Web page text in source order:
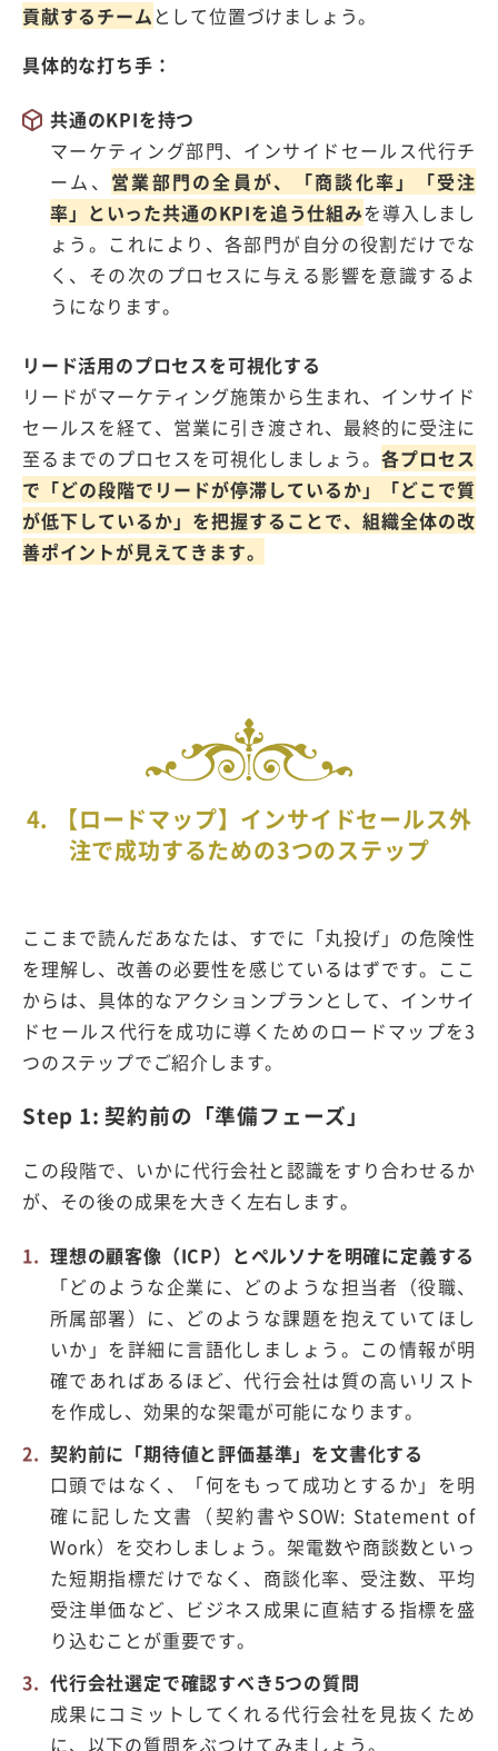
貢献するチーム として位置づけましょう。
具体的な打ち手：
共通のKPIを持つ
マーケティング部門、インサイドセールス代行チ
ーム、 営業部門の全員が、「商談化率」「受注
率」といった共通のKPIを追う仕組みを導入しまし
ょう。これにより、各部門が自分の役割だけでな
く、その次のプロセスに与える影響を意識するよ
うになります。
リード活用のプロセスを可視化する
リードがマーケティング施策から生まれ、インサイド
セールスを経て、営業に引き渡され、最終的に受注に
至るまでのプロセスを可視化しましょう。各プロセス
で「どの段階でリードが停滞しているか」「どこで質
が低下しているか」を把握することで、組織全体の改
善ポイントが見えてきます。
4. 【ロードマップ】インサイドセールス外
注で成功するための3つのステップ
ここまで読んだあなたは、すでに「丸投げ」の危険性
を理解し、改善の必要性を感じているはずです。ここ
からは、具体的なアクションプランとして、インサイ
ドセールス代行を成功に導くためのロードマップを3
つのステップでご紹介します。
Step 1:契約前の「準備フェーズ」
この段階で、いかに代行会社と認識をすり合わせるか
が、その後の成果を大きく左右します。
理想の顧客像（ICP）とペルソナを明確に定義する
「どのような企業に、どのような担当者（役職、
所属部署）に、どのような課題を抱えていてほし
いか」を詳細に言語化しましょう。この情報が明
確であればあるほど、代行会社は質の高いリスト
を作成し、効果的な架電が可能になります。
契約前に「期待値と評価基準」を文書化する
口頭ではなく、「何をもって成功とするか」を明
確に記した文書（契約書やSOW: Statement of
Work）を交わしましょう。架電数や商談数といっ
た短期指標だけでなく、商談化率、受注数、平均
受注単価など、ビジネス成果に直結する指標を盛
り込むことが重要です。
代行会社選定で確認すべき5つの質問
成果にコミットしてくれる代行会社を見抜くため
に、以下の質問をぶつけてみましょう。